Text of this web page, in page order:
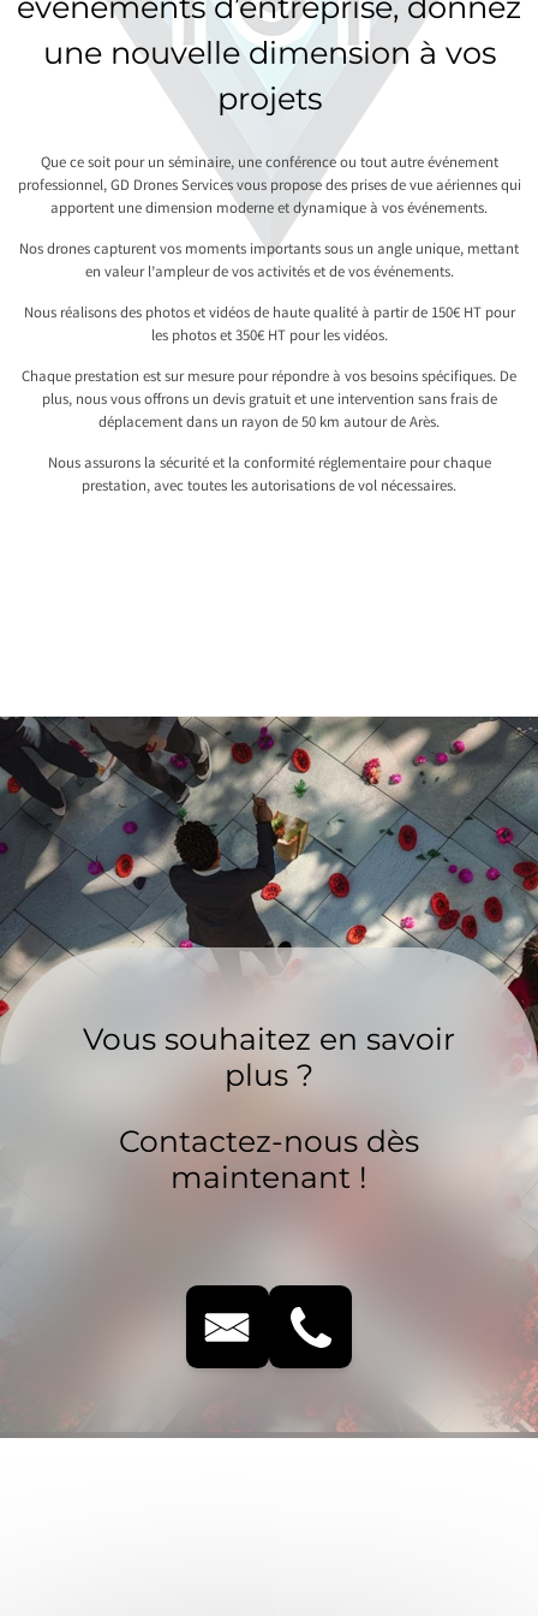
une nouvelle dimension à vos
projets
Que ce soit pour un séminaire, une conférence ou tout autre événement
professionnel, GD Drones Services vous propose des prises de vue aériennes qui
apportent une dimension moderne et dynamique à vos événements.
Nos drones capturent vos moments importants sous un angle unique, mettant
en valeur l’ampleur de vos activités et de vos événements.
Nous réalisons des photos et vidéos de haute qualité à partir de 150€ HT pour
les photos et 350€ HT pour les vidéos.
Chaque prestation est sur mesure pour répondre à vos besoins spécifiques. De
plus, nous vous offrons un devis gratuit et une intervention sans frais de
déplacement dans un rayon de 50 km autour de Arès.
Nous assurons la sécurité et la conformité réglementaire pour chaque
prestation, avec toutes les autorisations de vol nécessaires.
Vous souhaitez en savoir
plus ?
Contactez-nous dès
maintenant !